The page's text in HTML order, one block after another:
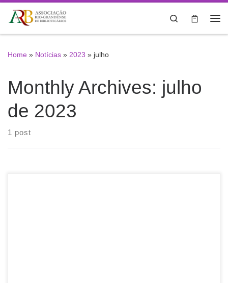
Skip to content
Search
Home » Notícias » 2023 » julho
Monthly Archives: julho
de 2023
1 post